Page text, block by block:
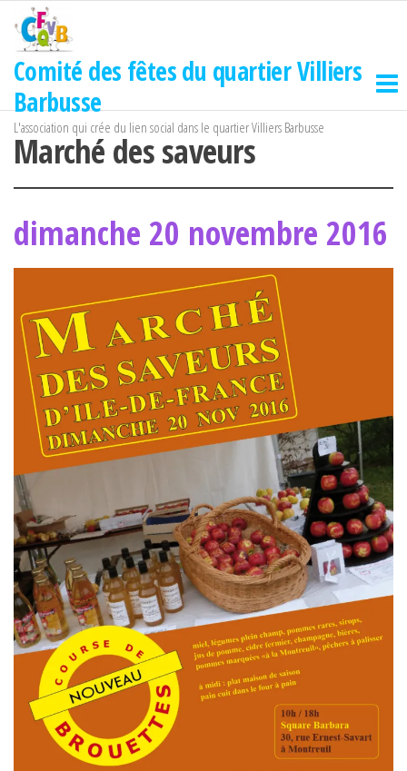
Passer
contenu
Comité des fêtes du quartier Villiers
Barbusse
L'association qui crée du lien social dans le quartier Villiers Barbusse
Marché des saveurs
dimanche 20 novembre 2016